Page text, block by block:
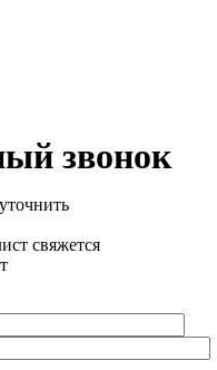
звонок
свяжется